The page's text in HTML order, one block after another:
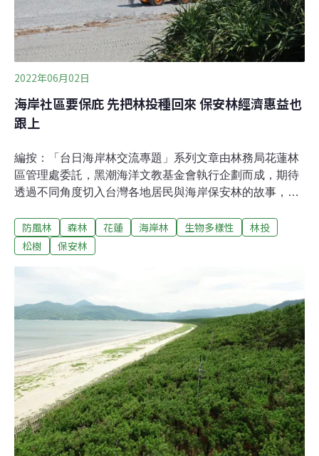
地蚵業，一行人來到白水湖蚵學家，體驗一日
2022年06月02日
海岸社區要保庇 先把林投種回來 保安林經濟惠益也
跟上
編按：「台日海岸林交流專題」系列文章由林務局花蓮林
區管理處委託，黑潮海洋文教基金會執行企劃而成，期待
透過不同角度切入台灣各地居民與海岸保安林的故事，傳
日（International Day for Biological Diversity）「保護和
可持續利用生物多樣性」的核心倡議。日本人沿著彩虹般
吸引絡繹不絕的遊客遠從各地前來度假。只是，逢颱風季
節或東北季風，強風暴雨灌頂直下，海岸顯得變化莫測，
正是沿岸四座保安林發揮抵禦強風、隔絕砂石保全功能之
際。日治時期沿著七星潭植樹造林，如珍珠般串連的保安
林，守護居民、農地以及道路安全。「保安林就像社區的
保護者。」提到保安林的重要性，近年來與農委會林務局
防風林 森林 花蓮 海岸林 生物多樣性
林投
松樹
保安林